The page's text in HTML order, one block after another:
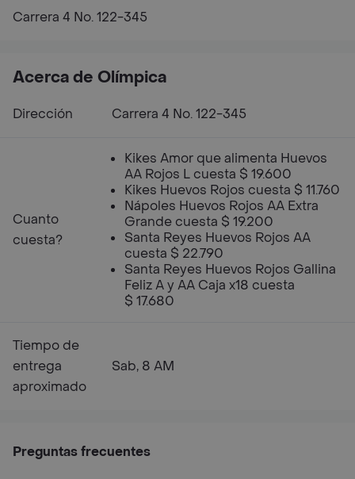
Carrera 4 No. 122-345
Acerca de Olímpica
Dirección Carrera 4 No. 122-345
Cuanto
cuesta?
Kikes Amor que alimenta Huevos
AA Rojos L cuesta $ 19.600
Kikes Huevos Rojos cuesta $ 11.760
Nápoles Huevos Rojos AA Extra
Grande cuesta $ 19.200
Santa Reyes Huevos Rojos AA
cuesta $ 22.790
Santa Reyes Huevos Rojos Gallina
Feliz A y AA Caja x18 cuesta
$ 17.680
Tiempo de
entrega
aproximado
Sab, 8 AM
Preguntas frecuentes